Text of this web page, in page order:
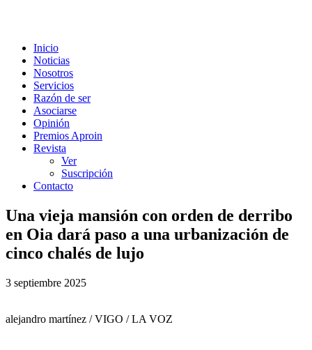
Inicio
Noticias
Nosotros
Servicios
Razón de ser
Asociarse
Opinión
Premios Aproin
Revista
Ver
Suscripción
Contacto
Una vieja mansión con orden de derribo
en Oia dará paso a una urbanización de
cinco chalés de lujo
3 septiembre 2025
alejandro martínez / VIGO / LA VOZ